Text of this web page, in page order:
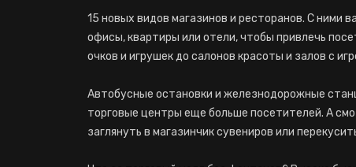
15 новых видов магазинов и ресторанов. С ними
офисы, квартиры или отели, чтобы привлечь
очков и игрушек до салонов красоты и залов с
Автобусные остановки и железнодорожные
торговые центры еще больше посетителей. А
заглянуть в магазинчик сувениров или